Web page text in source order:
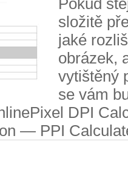
Pokud
složitě
jaké
obrázek,
vytištěný
se vám
DPI
— PPI